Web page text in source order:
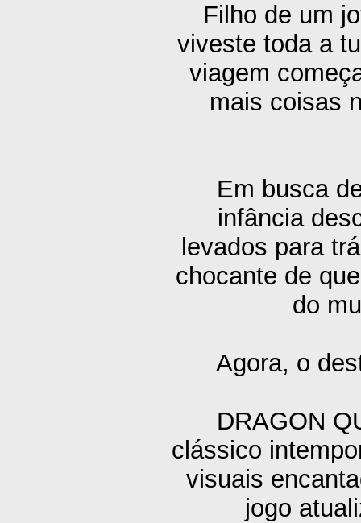
Filho de um
viveste toda a
viagem
mais coisas
Em busca
infância
levados para
chocante de
do
Agora, o
DRAGON
clássico
visuais
jogo